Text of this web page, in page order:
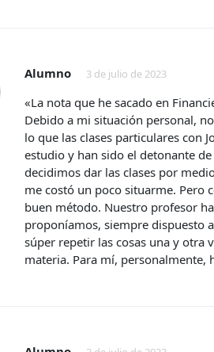
Alumno 3 de julio de 2023
«La nota que he sacado en
Debido a mi situación personal,
lo que las clases particulares con
estudio y han sido el detonante
decidimos dar las clases por
me costó un poco situarme. Pero
buen método. Nuestro profesor
proponíamos, siempre dispuesto
súper repetir las cosas una y otra
materia. Para mí, personalmente,